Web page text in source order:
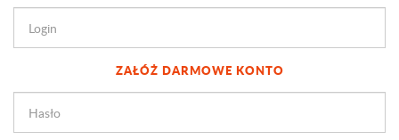
ZAŁÓŻ DARMOWE KONTO